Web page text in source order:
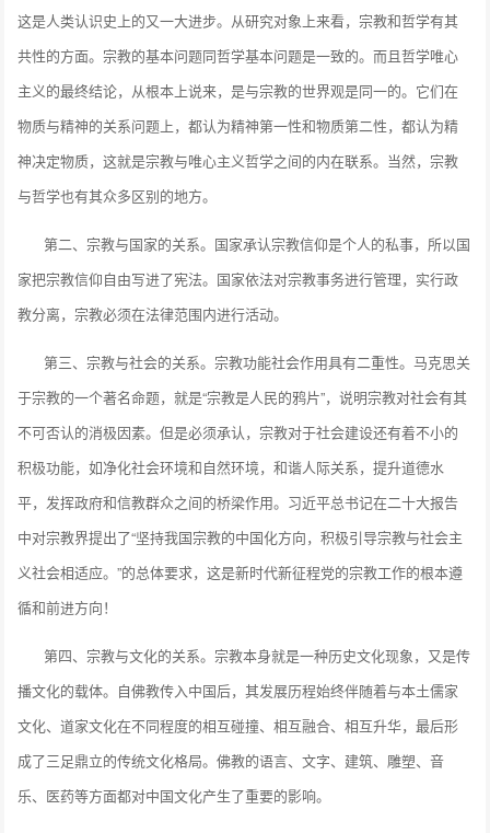
这是人类认识史上的又一大进步。从研究对象上来看，宗教和哲学有其
共性的方面。宗教的基本问题同哲学基本问题是一致的。而且哲学唯心
主义的最终结论，从根本上说来，是与宗教的世界观是同一的。它们在
物质与精神的关系问题上，都认为精神第一性和物质第二性，都认为精
神决定物质，这就是宗教与唯心主义哲学之间的内在联系。当然，宗教
与哲学也有其众多区别的地方。
第二、宗教与国家的关系。国家承认宗教信仰是个人的私事，所以国
家把宗教信仰自由写进了宪法。国家依法对宗教事务进行管理，实行政
教分离，宗教必须在法律范围内进行活动。
第三、宗教与社会的关系。宗教功能社会作用具有二重性。马克思关
于宗教的一个著名命题，就是“宗教是人民的鸦片”，说明宗教对社会有其
不可否认的消极因素。但是必须承认，宗教对于社会建设还有着不小的
积极功能，如净化社会环境和自然环境，和谐人际关系，提升道德水
平，发挥政府和信教群众之间的桥梁作用。习近平总书记在二十大报告
中对宗教界提出了“坚持我国宗教的中国化方向，积极引导宗教与社会主
义社会相适应。”的总体要求，这是新时代新征程党的宗教工作的根本遵
循和前进方向！
第四、宗教与文化的关系。宗教本身就是一种历史文化现象，又是传
播文化的载体。自佛教传入中国后，其发展历程始终伴随着与本土儒家
文化、道家文化在不同程度的相互碰撞、相互融合、相互升华，最后形
成了三足鼎立的传统文化格局。佛教的语言、文字、建筑、雕塑、音
乐、医药等方面都对中国文化产生了重要的影响。